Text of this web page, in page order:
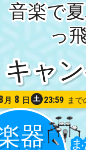
音楽で
っ
月 8 日 土 23:59